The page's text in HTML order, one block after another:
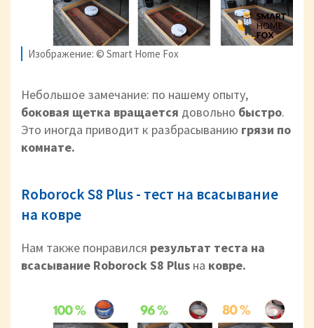
Изображение: © Smart Home Fox
Небольшое замечание: по нашему опыту,
боковая щетка вращается довольно быстро.
Это иногда приводит к разбрасыванию грязи по
комнате.
Roborock S8 Plus - тест на всасывание
на ковре
Нам также понравился результат теста на
всасывание Roborock S8 Plus на ковре.